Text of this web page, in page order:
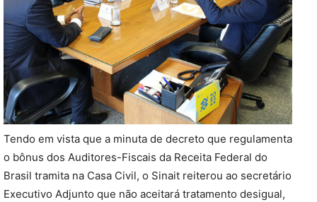
Tendo em vista que a minuta de decreto que regulamenta
o bônus dos Auditores-Fiscais da Receita Federal do
Brasil tramita na Casa Civil, o Sinait reiterou ao secretário
Executivo Adjunto que não aceitará tratamento desigual,